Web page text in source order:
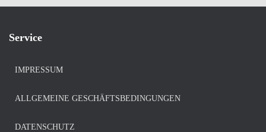
Service
IMPRESSUM
ALLGEMEINE GESCHÄFTSBEDINGUNGEN
DATENSCHUTZ